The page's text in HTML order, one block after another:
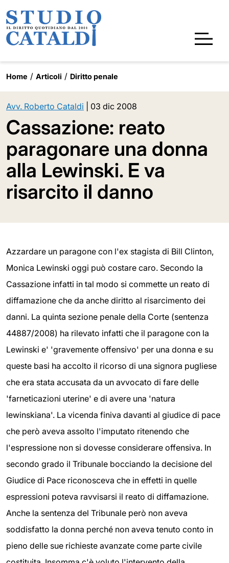
Home Articoli Diritto penale
Avv. Roberto Cataldi 03 dic 2008
Cassazione: reato
paragonare una donna
alla Lewinski. E va
risarcito il danno
Azzardare un paragone con l'ex stagista di Bill Clinton,
Monica Lewinski oggi può costare caro. Secondo la
Cassazione infatti in tal modo si commette un reato di
diffamazione che da anche diritto al risarcimento dei
danni. La quinta sezione penale della Corte (sentenza
44887/2008) ha rilevato infatti che il paragone con la
Lewinski e' 'gravemente offensivo' per una donna e su
queste basi ha accolto il ricorso di una signora pugliese
che era stata accusata da un avvocato di fare delle
'farneticazioni uterine' e di avere una 'natura
lewinskiana'. La vicenda finiva davanti al giudice di pace
che però aveva assolto l'imputato ritenendo che
l'espressione non si dovesse considerare offensiva. In
secondo grado il Tribunale bocciando la decisione del
Giudice di Pace riconosceva che in effetti in quelle
espressioni poteva ravvisarsi il reato di diffamazione.
Anche la sentenza del Tribunale però non aveva
soddisfatto la donna perché non aveva tenuto conto in
pieno delle sue richieste avanzate come parte civile